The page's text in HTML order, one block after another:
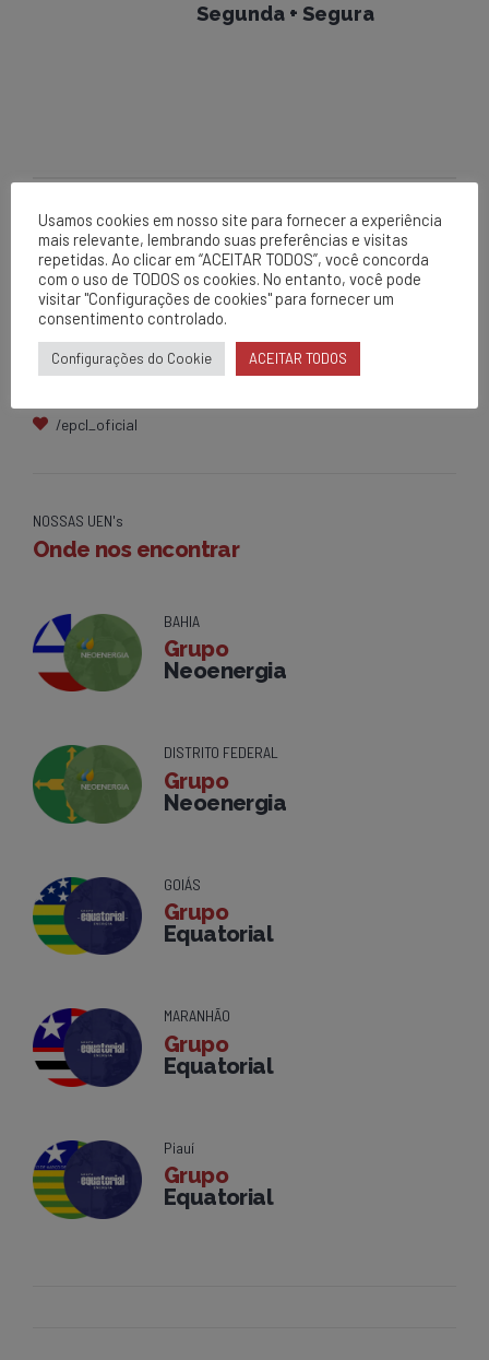
Segunda + Segura
EPCL
Matriz
Av. Centenário, 1420
Brumado - BA
0800 284 2269
/epcl_oficial
NOSSAS UEN's
Onde nos encontrar
BAHIA
Grupo
Neoenergia
DISTRITO FEDERAL
Grupo
Neoenergia
GOIÁS
Grupo
Equatorial
MARANHÃO
Grupo
Equatorial
Piauí
Grupo
Equatorial
Usamos cookies em nosso site para fornecer a experiência
mais relevante, lembrando suas preferências e visitas
repetidas. Ao clicar em “ACEITAR TODOS”, você concorda
com o uso de TODOS os cookies. No entanto, você pode
visitar "Configurações de cookies" para fornecer um
consentimento controlado.
Configurações do Cookie ACEITAR TODOS